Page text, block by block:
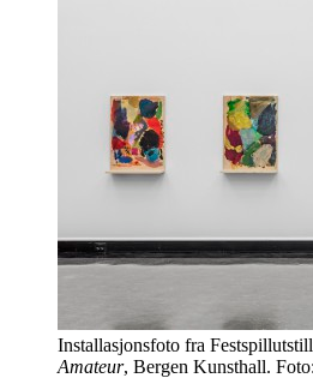
Installasjonsfoto fra
Amateur, Bergen Kunsthall.